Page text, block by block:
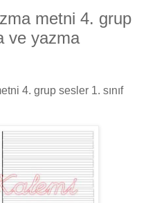
metni 4. grup
ve yazma
4. grup sesler 1. sınıf